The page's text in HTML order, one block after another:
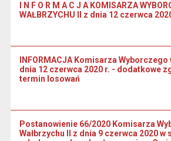
I N F O R M A C J A KOMISARZA
WAŁBRZYCHU II z dnia 12 czerwca
INFORMACJA Komisarza Wyborczego
dnia 12 czerwca 2020 r. - dodatkowe
termin losowań
Postanowienie 66/2020 Komisarza
Wałbrzychu II z dnia 9 czerwca 2020